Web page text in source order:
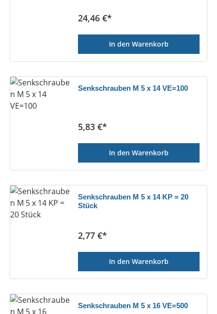
Regulärer Preis:
24,46 €*
In den Warenkorb
Senkschrauben M 5 x 14 VE=100
Regulärer Preis:
5,83 €*
In den Warenkorb
Senkschrauben M 5 x 14 KP = 20
Stück
Regulärer Preis:
2,77 €*
In den Warenkorb
Senkschrauben M 5 x 16 VE=500